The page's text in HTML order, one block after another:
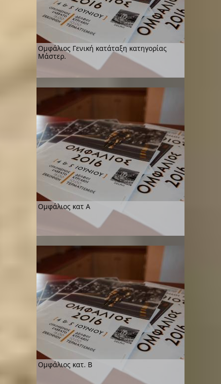
Ομφάλιος Γενική κατάταξη κατηγορίας
Μάστερ.
Ομφάλιος κατ Α
Ομφάλιος κατ. Β